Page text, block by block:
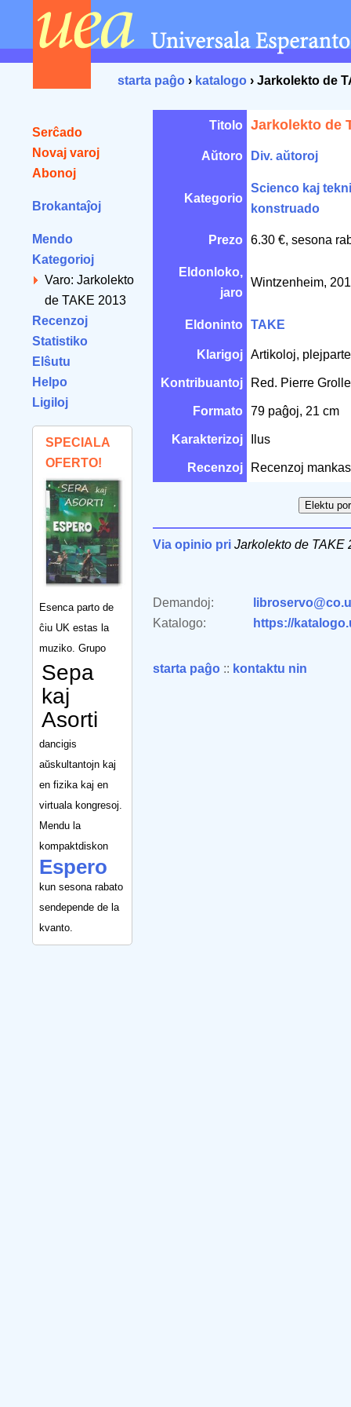
starta paĝo › katalogo › Jarkolekto de
Serĉado
Novaj varoj
Abonoj
Brokantaĵoj
Mendo
Kategorioj
Varo: Jarkolekto
de TAKE 2013
Recenzoj
Statistiko
Elŝutu
Helpo
Ligiloj
SPECIALA
OFERTO!
Esenca parto de
ĉiu UK estas la
muziko. Grupo
Sepa
kaj
Asorti
dancigis
aŭskultantojn kaj
en fizika kaj en
virtuala kongresoj.
Mendu la
kompaktdiskon
Espero
kun sesona rabato
sendepende de la
kvanto.
Titolo Jarkolekto de
Aŭtoro Div. aŭtoroj
Kategorio
Scienco kaj
konstruado
Prezo 6.30 €, sesona
Eldonloko,
jaro
Wintzenheim,
Eldoninto TAKE
Klarigoj Artikoloj,
Kontribuantoj Red. Pierre
Formato 79 paĝoj, 21 cm
Karakterizoj Ilus
Recenzoj Recenzoj
Via opinio pri Jarkolekto de TAKE
Demandoj:
Katalogo:
https://
starta paĝo :: kontaktu nin